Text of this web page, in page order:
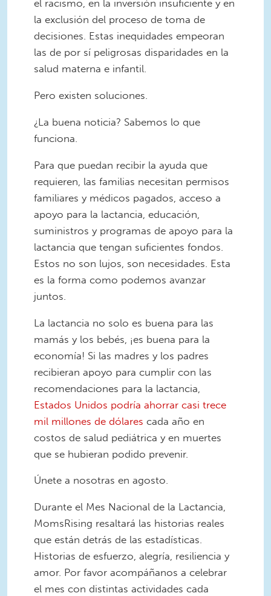
el racismo, en la inversión insuficiente y en
la exclusión del proceso de toma de
decisiones. Estas inequidades empeoran
las de por sí peligrosas disparidades en la
salud materna e infantil.
Pero existen soluciones.
¿La buena noticia? Sabemos lo que
funciona.
Para que puedan recibir la ayuda que
requieren, las familias necesitan permisos
familiares y médicos pagados, acceso a
apoyo para la lactancia, educación,
suministros y programas de apoyo para la
lactancia que tengan suficientes fondos.
Estos no son lujos, son necesidades. Esta
es la forma como podemos avanzar
juntos.
La lactancia no solo es buena para las
mamás y los bebés, ¡es buena para la
economía! Si las madres y los padres
recibieran apoyo para cumplir con las
recomendaciones para la lactancia,
Estados Unidos podría ahorrar casi trece
mil millones de dólares cada año en
costos de salud pediátrica y en muertes
que se hubieran podido prevenir.
Únete a nosotras en agosto.
Durante el Mes Nacional de la Lactancia,
MomsRising resaltará las historias reales
que están detrás de las estadísticas.
Historias de esfuerzo, alegría, resiliencia y
amor. Por favor acompáñanos a celebrar
el mes con distintas actividades cada